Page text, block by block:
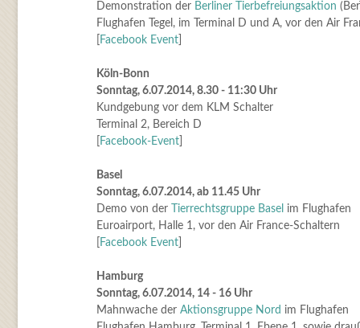
Demonstration der Berliner Tierbefreiungsaktion
Flughafen Tegel, im Terminal D und A, vor den Air
Facebook Event]
Köln-Bonn
Sonntag, 6.07.2014, 8.30 - 11:30 Uhr
Kundgebung vor dem KLM Schalter
Terminal 2, Bereich D
Facebook-Event]
Basel
Sonntag, 6.07.2014, ab 11.45 Uhr
Demo von der
Tierrechtsgruppe Basel im Flughafen
Euroairport, Halle 1, vor den Air France-Schaltern
Facebook Event]
Hamburg
Sonntag, 6.07.2014, 14 - 16 Uhr
Mahnwache der Aktionsgruppe Nord im Flughafen